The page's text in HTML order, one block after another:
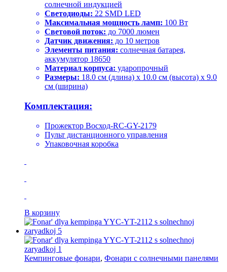
солнечной индукцией
Светодиоды: 22 SMD LED
Максимальная мощность ламп: 100 Вт
Световой поток: до 7000 люмен
Датчик движения: до 10 метров
Элементы питания: солнечная батарея,
аккумулятор 18650
Материал корпуса: ударопрочный
Размеры: 18.0 см (длина) x 10.0 см (высота) x 9.0
см (ширина)
Комплектация:
Прожектор Восход-RC-GY-2179
Пульт дистанционного управления
Упаковочная коробка
В корзину
Кемпинговые фонари, Фонари с солнечными панелями